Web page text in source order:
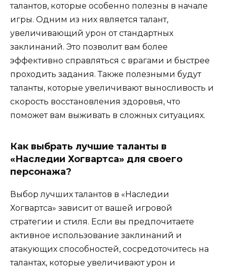
талантов, которые особенно полезны в начале
игры. Одним из них является талант,
увеличивающий урон от стандартных
заклинаний. Это позволит вам более
эффективно справляться с врагами и быстрее
проходить задания. Также полезными будут
таланты, которые увеличивают выносливость и
скорость восстановления здоровья, что
поможет вам выживать в сложных ситуациях.
Как выбрать лучшие таланты в
«Наследии Хогвартса» для своего
персонажа?
Выбор лучших талантов в «Наследии
Хогвартса» зависит от вашей игровой
стратегии и стиля. Если вы предпочитаете
активное использование заклинаний и
атакующих способностей, сосредоточитесь на
талантах, которые увеличивают урон и